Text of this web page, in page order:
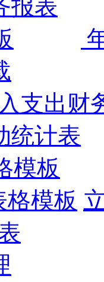
格模板